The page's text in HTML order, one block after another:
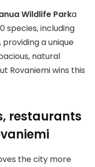
Wildlife Parka
species, including
providing a unique
natural
Rovaniemi wins this
restaurants
the city more